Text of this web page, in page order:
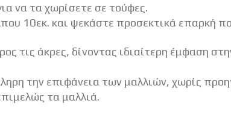
να τα χωρίσετε σε τούφες.
10εκ. και ψεκάστε προσεκτικά επαρκή
τις άκρες, δίνοντας ιδιαίτερη έμφαση
την επιφάνεια των μαλλιών, χωρίς
τα μαλλιά.